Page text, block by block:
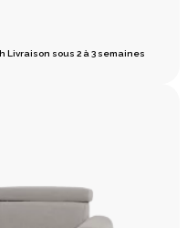
Livraison sous 2 à 3 semaines